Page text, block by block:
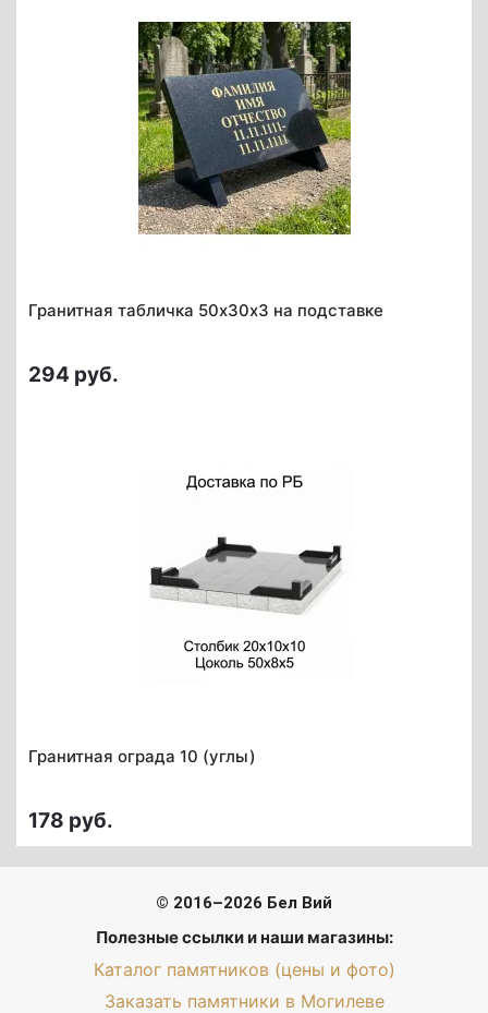
Гранитная табличка 50х30х3 на подставке
294 руб.
Гранитная ограда 10 (углы)
178 руб.
© 2016–2026 Бел Вий
Полезные ссылки и наши магазины:
Каталог памятников (цены и фото)
Заказать памятники в Могилеве